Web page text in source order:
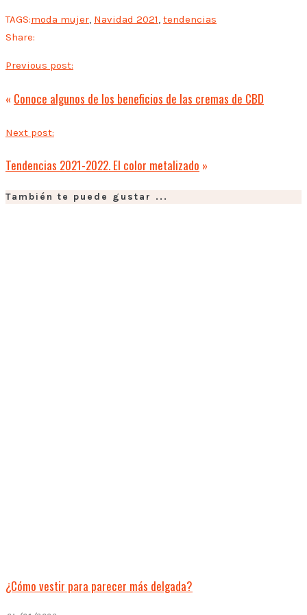
TAGS:moda mujer, Navidad 2021, tendencias
Share:
Previous post:
« Conoce algunos de los beneficios de las cremas de CBD
Next post:
Tendencias 2021-2022. El color metalizado »
También te puede gustar ...
¿Cómo vestir para parecer más delgada?